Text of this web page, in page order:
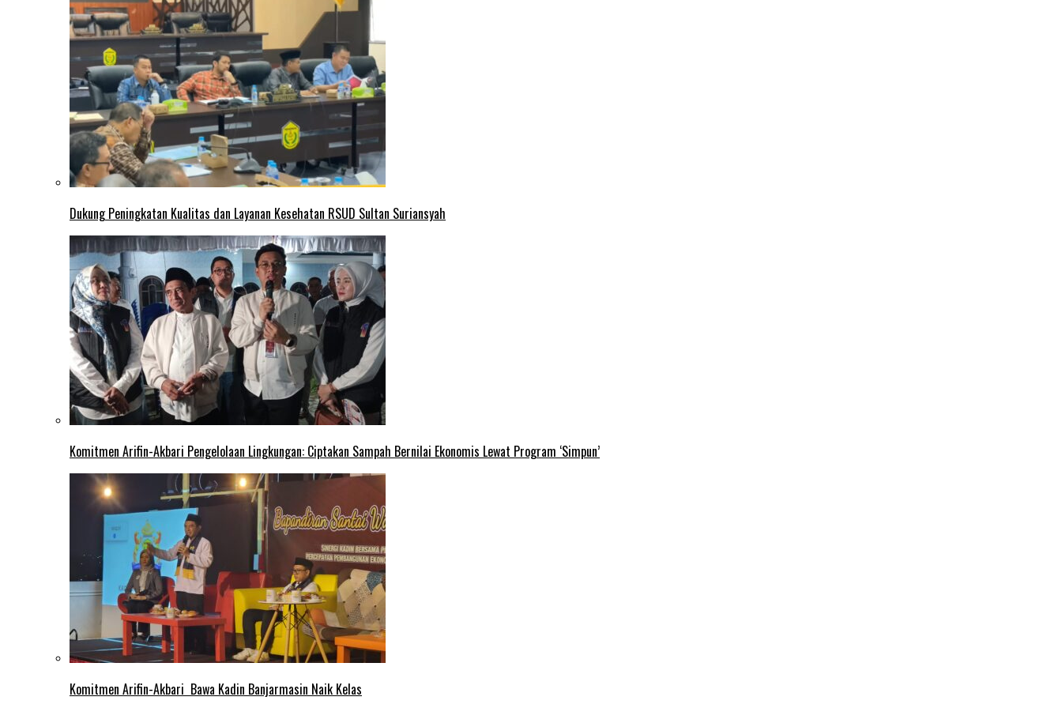
Dukung Peningkatan Kualitas dan Layanan Kesehatan RSUD Sultan Suriansyah
Komitmen Arifin-Akbari Pengelolaan Lingkungan: Ciptakan Sampah Bernilai Ekonomis Lewat Program ‘Simpun’
Komitmen Arifin-Akbari Bawa Kadin Banjarmasin Naik Kelas